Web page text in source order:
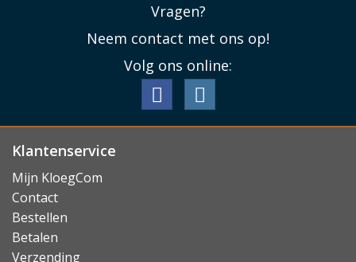
op te rollen tot een driehoek kunt u de iPad naar wens
geheel rechtop neergezetten of licht laten hellen om
typen op het scherm te vergemakkelijken.
Lees minder
Vragen?
Neem contact met ons op!
Volg ons online:
Klantenservice
Mijn KloegCom
Contact
Bestellen
Betalen
Verzending